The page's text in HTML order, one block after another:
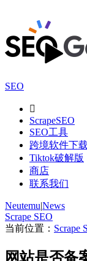
SEO

ScrapeSEO
SEO工具
跨境软件下载
Tiktok破解版
商店
联系我们
Neutemu|News
Scrape SEO
当前位置： Scrape
网站是否备